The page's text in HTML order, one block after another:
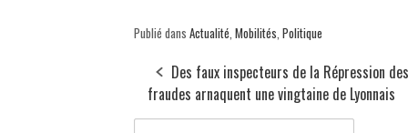
Publié dans Actualité, Mobilités, Politique
Des faux inspecteurs de la Répression des
fraudes arnaquent une vingtaine de Lyonnais